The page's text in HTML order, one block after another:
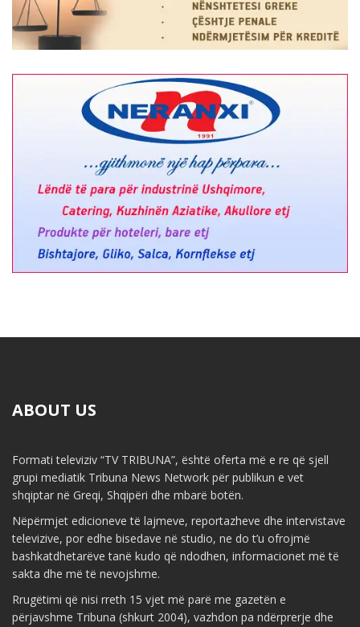
ABOUT US
Formati televiziv “TV TRIBUNA”, është oferta më e re që sjell
grupi mediatik Tribuna News Network për publikun e vet
shqiptar në Greqi, Shqipëri dhe mbarë botën.
Nëpërmjet edicioneve të lajmeve, reportazheve dhe intervistave
televizive, por edhe bisedave në studio, ne do t’u ofrojmë
bashkatdhetarëve tanë kudo që ndodhen, informacionet më të
sakta dhe më të nevojshme.
Rrugëtimi që nisi rreth 15 vjet më parë me gazetën e
përjavshme Tribuna (shkurt 2004), vazhdon pa ndërprerje dhe